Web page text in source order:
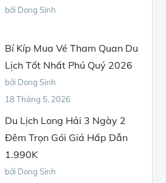
bởi Dong Sinh
Bí Kíp Mua Vé Tham Quan Du
Lịch Tốt Nhất Phú Quý 2026
bởi Dong Sinh
18 Tháng 5, 2026
Du Lịch Long Hải 3 Ngày 2
Đêm Trọn Gói Giá Hấp Dẫn
1.990K
bởi Dong Sinh